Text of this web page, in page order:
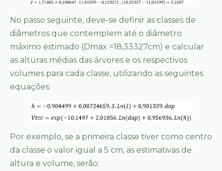
No passo seguinte, deve-se definir as classes de
diâmetros que contemplem até o diâmetro
máximo estimado (Dmax =18,33327cm) e calcular
as alturas médias das árvores e os respectivos
volumes para cada classe, utilizando as seguintes
equações:
Por exemplo, se a primeira classe tiver como centro
da classe o valor igual a 5 cm, as estimativas de
altura e volume, serão: